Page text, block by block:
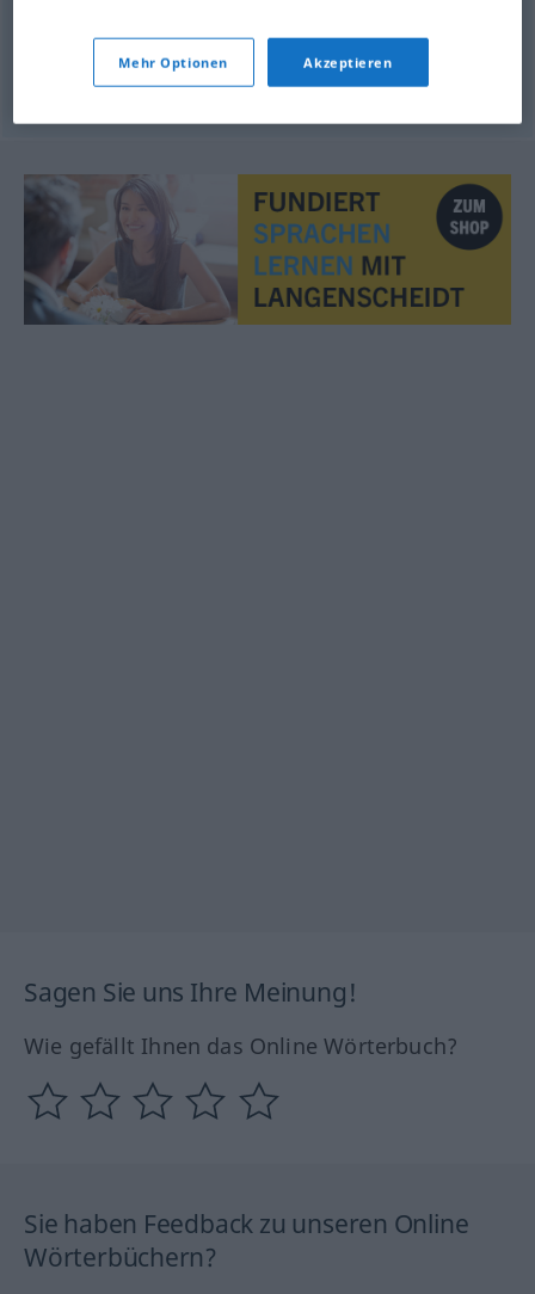
überprüfen,kontrollieren,prüfen
Sagen Sie uns Ihre Meinung!
Wie gefällt Ihnen das Online Wörterbuch?
Sie haben Feedback zu unseren Online
Wörterbüchern?
Mehr Optionen Akzeptieren